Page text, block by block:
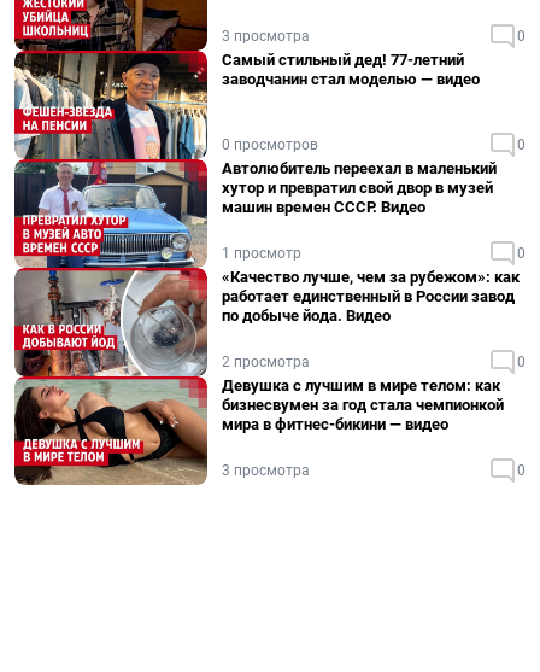
3 просмотра 0
Самый стильный дед! 77-летний
заводчанин стал моделью — видео
0 просмотров 0
Автолюбитель переехал в маленький
хутор и превратил свой двор в музей
машин времен СССР. Видео
1 просмотр 0
«Качество лучше, чем за рубежом»: как
работает единственный в России завод
по добыче йода. Видео
2 просмотра 0
Девушка с лучшим в мире телом: как
бизнесвумен за год стала чемпионкой
мира в фитнес-бикини — видео
3 просмотра 0